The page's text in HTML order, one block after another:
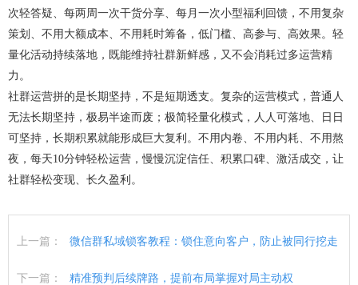
次轻答疑、每两周一次干货分享、每月一次小型福利回馈，不用复杂
策划、不用大额成本、不用耗时筹备，低门槛、高参与、高效果。轻
量化活动持续落地，既能维持社群新鲜感，又不会消耗过多运营精
力。
社群运营拼的是长期坚持，不是短期透支。复杂的运营模式，普通人
无法长期坚持，极易半途而废；极简轻量化模式，人人可落地、日日
可坚持，长期积累就能形成巨大复利。不用内卷、不用内耗、不用熬
夜，每天10分钟轻松运营，慢慢沉淀信任、积累口碑、激活成交，让
社群轻松变现、长久盈利。
上一篇： 微信群私域锁客教程：锁住意向客户，防止被同行挖走
下一篇： 精准预判后续牌路，提前布局掌握对局主动权